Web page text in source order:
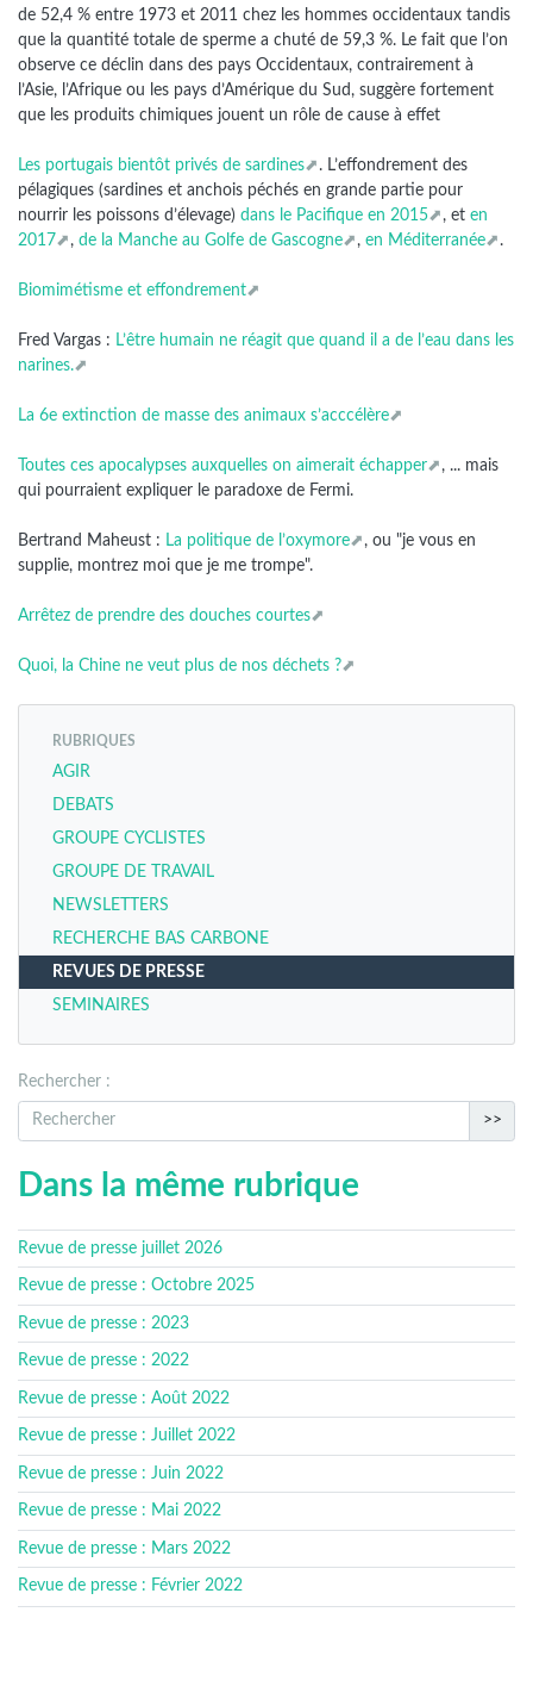
de 52,4 % entre 1973 et 2011 chez les hommes occidentaux tandis
que la quantité totale de sperme a chuté de 59,3 %. Le fait que l’on
observe ce déclin dans des pays Occidentaux, contrairement à
l’Asie, l’Afrique ou les pays d’Amérique du Sud, suggère fortement
que les produits chimiques jouent un rôle de cause à effet
Les portugais bientôt privés de sardines
. L’effondrement des
pélagiques (sardines et anchois péchés en grande partie pour
nourrir les poissons d’élevage) dans le Pacifique en 2015 , et en
2017
, de la Manche au Golfe de Gascogne , en Méditerranée .
Biomimétisme et effondrement
Fred Vargas : L’être humain ne réagit que quand il a de l’eau dans les
narines.
La 6e extinction de masse des animaux s’acccélère
Toutes ces apocalypses auxquelles on aimerait échapper
, ... mais
qui pourraient expliquer le paradoxe de Fermi.
Bertrand Maheust : La politique de l’oxymore
, ou "je vous en
supplie, montrez moi que je me trompe".
Arrêtez de prendre des douches courtes
Quoi, la Chine ne veut plus de nos déchets ?
RUBRIQUES
AGIR
DEBATS
GROUPE CYCLISTES
GROUPE DE TRAVAIL
NEWSLETTERS
RECHERCHE BAS CARBONE
REVUES DE PRESSE
SEMINAIRES
Rechercher :
>>
Dans la même rubrique
Revue de presse juillet 2026
Revue de presse : Octobre 2025
Revue de presse : 2023
Revue de presse : 2022
Revue de presse : Août 2022
Revue de presse : Juillet 2022
Revue de presse : Juin 2022
Revue de presse : Mai 2022
Revue de presse : Mars 2022
Revue de presse : Février 2022